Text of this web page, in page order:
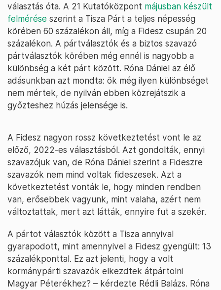
választás óta. A 21 Kutatóközpont májusban készült
felmérése szerint a Tisza Párt a teljes népesség
körében 60 százalékon áll, míg a Fidesz csupán 20
százalékon. A pártválasztók és a biztos szavazó
pártválasztók körében még ennél is nagyobb a
különbség a két párt között. Róna Dániel az élő
adásunkban azt mondta: ők még ilyen különbséget
nem mértek, de nyilván ebben közrejátszik a
győzteshez húzás jelensége is.
A Fidesz nagyon rossz következtetést vont le az
előző, 2022-es választásból. Azt gondolták, ennyi
szavazójuk van, de Róna Dániel szerint a Fideszre
szavazók nem mind voltak fideszesek. Azt a
következtetést vonták le, hogy minden rendben
van, erősebbek vagyunk, mint valaha, azért nem
változtattak, mert azt látták, ennyire fut a szekér.
A pártot választók között a Tisza annyival
gyarapodott, mint amennyivel a Fidesz gyengült: 13
százalékponttal. Ez azt jelenti, hogy a volt
kormánypárti szavazók elkezdtek átpártolni
Magyar Péterékhez? – kérdezte Rédli Balázs. Róna